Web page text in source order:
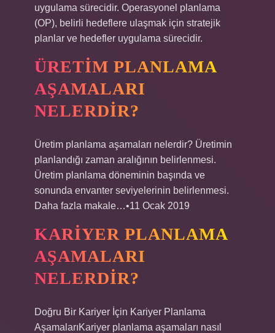
uygulama sürecidir. Operasyonel planlama
(OP), belirli hedeflere ulaşmak için stratejik
planlar ve hedefler uygulama sürecidir.
ÜRETIM PLANLAMA
AŞAMALARI
NELERDIR?
Üretim planlama aşamaları nelerdir? Üretimin
planlandığı zaman aralığının belirlenmesi.
Üretim planlama döneminin başında ve
sonunda envanter seviyelerinin belirlenmesi.
Daha fazla makale…•11 Ocak 2019
KARIYER PLANLAMA
AŞAMALARI
NELERDIR?
Doğru Bir Kariyer İçin Kariyer Planlama
AşamalarıKariyer planlama aşamaları nasıl